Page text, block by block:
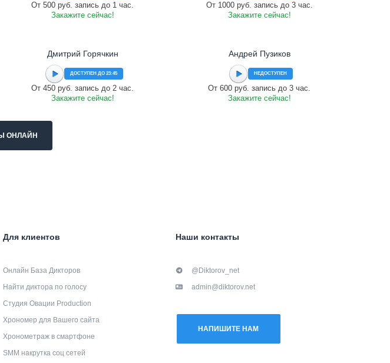
От 500 руб. запись до 1 час.
Закажите сейчас!
От 1000 руб. запись до 3 час.
Закажите сейчас!
Дмитрий Горячкин
ДОСТУПЕН ДО 23:45
От 450 руб. запись до 2 час.
Закажите сейчас!
Андрей Пузиков
НЕДОСТУПЕН
От 600 руб. запись до 3 час.
Закажите сейчас!
ОНЛАЙН
Для клиентов
Онлайн База Дикторов
Найти диктора по голосу
Студия Овации Production
Хрономер для Вашего сайта
Хронометраж в смартфоне
SMM накрутка соц сетей
Наши контакты
@Diktorov_net
admin@diktorov.net
НАПИШИТЕ НАМ